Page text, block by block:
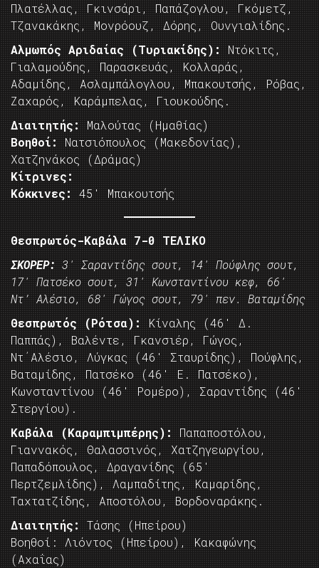
Πλατέλλας, Γκινσάρι, Παπάζογλου, Γκόμετζ,
Τζανακάκης, Μονρόουζ, Δόρης, Ουνγιαλίδης.
Αλμωπός Αριδαίας (Τυριακίδης): Ντόκιτς,
Γιαλαμούδης, Παρασκευάς, Κολλαράς,
Αδαμίδης, Ασλαμπάλογλου, Μπακουτσής, Ρόβας,
Ζαχαρός, Καράμπελας, Γιουκούδης.
Διαιτητής:
Μαλούτας (Ημαθίας)
Βοηθοί:
Νατσιόπουλος (Μακεδονίας),
Χατζηνάκος (Δράμας)
Κίτρινες:
Κόκκινες: 45′ Μπακουτσής
Θεσπρωτός-Καβάλα 7-0 ΤΕΛΙΚΟ
ΣΚΟΡΕΡ: 3′ Σαραντίδης σουτ, 14′ Πούφλης σουτ,
17′ Πατσέκο σουτ, 31′ Κωνσταντίνου κεφ, 66′
Ντ’ Αλέσιο, 68′ Γώγος σουτ, 79′ πεν. Βαταμίδης
Θεσπρωτός (Ρότσα): Κίναλης (46′ Δ.
Παππάς), Βαλέντε, Γκανσιέρ, Γώγος,
Ντ΄Αλέσιο, Λύγκας (46′ Σταυρίδης), Πούφλης,
Βαταμίδης, Πατσέκο (46′ Ε. Πατσέκο),
Κωνσταντίνου (46′ Ρομέρο), Σαραντίδης (46′
Στεργίου).
Καβάλα (Καραμπιμπέρης): Παπαποστόλου,
Γιαννακός, Θαλασσινός, Χατζηγεωργίου,
Παπαδόπουλος, Δραγανίδης (65′
Περτζεμλίδης), Λαμπαδίτης, Καμαρίδης,
Ταχτατζίδης, Αποστόλου, Βορδοναράκης.
Διαιτητής:
Τάσης (Ηπείρου)
Βοηθοί: Λιόντος (Ηπείρου), Κακαφώνης
(Αχαΐας)